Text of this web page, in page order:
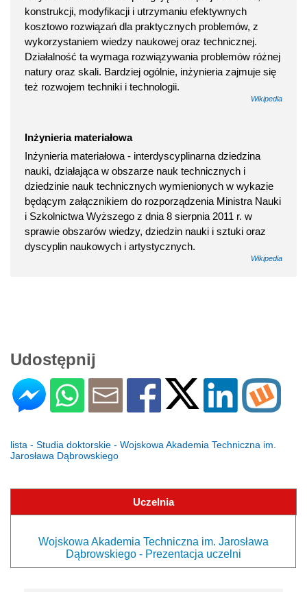
konstrukcji, modyfikacji i utrzymaniu efektywnych
kosztowo rozwiązań dla praktycznych problemów, z
wykorzystaniem wiedzy naukowej oraz technicznej.
Działalność ta wymaga rozwiązywania problemów różnej
natury oraz skali. Bardziej ogólnie, inżynieria zajmuje się
też rozwojem techniki i technologii.
Wikipedia
Inżynieria materiałowa
Inżynieria materiałowa - interdyscyplinarna dziedzina
nauki, działająca w obszarze nauk technicznych i
dziedzinie nauk technicznych wymienionych w wykazie
będącym załącznikiem do rozporządzenia Ministra Nauki
i Szkolnictwa Wyższego z dnia 8 sierpnia 2011 r. w
sprawie obszarów wiedzy, dziedzin nauki i sztuki oraz
dyscyplin naukowych i artystycznych.
Wikipedia
Udostępnij
lista - Studia doktorskie - Wojskowa Akademia Techniczna im.
Jarosława Dąbrowskiego
Uczelnia
Wojskowa Akademia Techniczna im. Jarosława
Dąbrowskiego - Prezentacja uczelni